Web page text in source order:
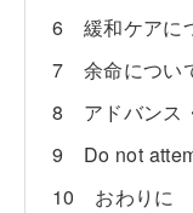
6 緩和ケアに
7 余命につい
8 アドバンス
9 Do not
10 おわりに